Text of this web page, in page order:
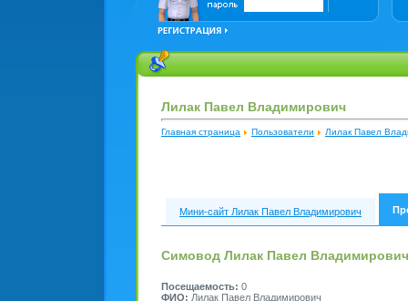
Лилак Павел Владимирович
Главная страница Пользователи Лилак Павел
Мини-сайт Лилак Павел Владимирович
Симовод Лилак Павел Владимирович
Посещаемость: 0
ФИО: Лилак Павел Владимирович